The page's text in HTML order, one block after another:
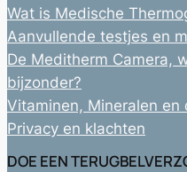
Wat is Medische
Aanvullende testjes en
De Meditherm Camera,
bijzonder?
Vitaminen, Mineralen en
Privacy en klachten
DOE EEN